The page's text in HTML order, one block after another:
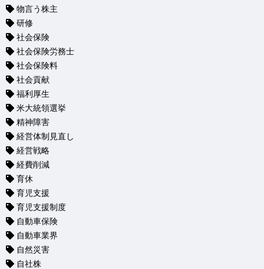
物言う株主
研修
社会保険
社会保険労務士
社会保険料
社会貢献
福利厚生
米大統領選挙
精神障害
経営体制見直し
経営戦略
経費削減
育休
育児支援
育児支援制度
自動車保険
自動車業界
自然災害
自社株